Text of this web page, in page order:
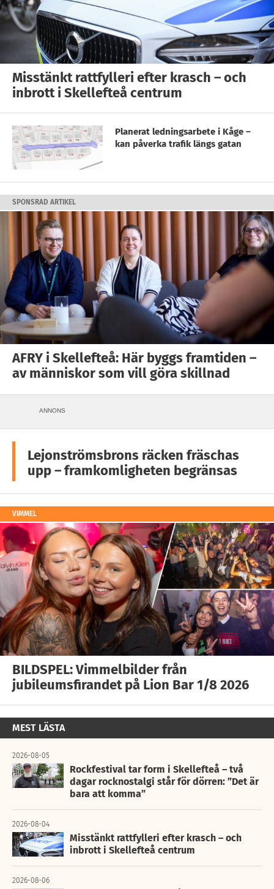
Misstänkt rattfylleri efter krasch – och
inbrott i Skellefteå centrum
Planerat ledningsarbete i Kåge –
kan påverka trafik längs gatan
SPONSRAD ARTIKEL
AFRY i Skellefteå: Här byggs framtiden –
av människor som vill göra skillnad
ANNONS
Lejonströmsbrons räcken fräschas
upp – framkomligheten begränsas
VIMMEL
BILDSPEL: Vimmelbilder från
jubileumsfirandet på Lion Bar 1/8 2026
MEST LÄSTA
2026-08-05
Rockfestival tar form i Skellefteå – två
dagar rocknostalgi står för dörren: ”Det är
bara att komma”
2026-08-04
Misstänkt rattfylleri efter krasch – och
inbrott i Skellefteå centrum
2026-08-06